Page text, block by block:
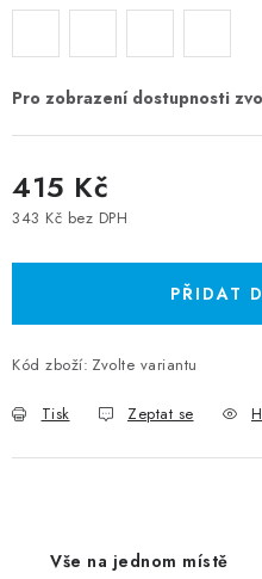
415 Kč
343 Kč bez DPH
PŘIDAT
Kód zboží: Zvolte variantu
Tisk Zeptat se
Vše na jednom místě